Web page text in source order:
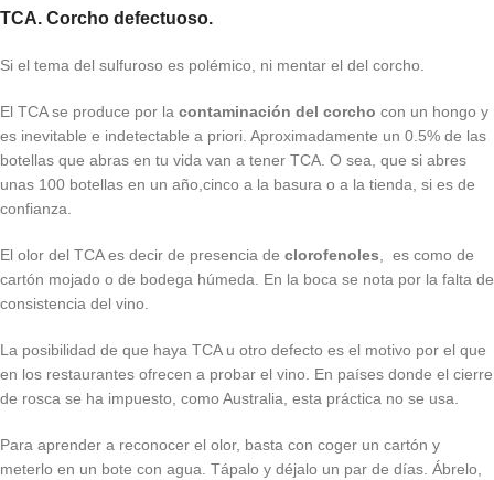
TCA. Corcho defectuoso.
Si el tema del sulfuroso es polémico, ni mentar el del corcho.
El TCA se produce por la contaminación del corcho con un hongo y
es inevitable e indetectable a priori. Aproximadamente un 0.5% de las
botellas que abras en tu vida van a tener TCA. O sea, que si abres
unas 100 botellas en un año,cinco a la basura o a la tienda, si es de
confianza.
El olor del TCA es decir de presencia de clorofenoles , es como de
cartón mojado o de bodega húmeda. En la boca se nota por la falta de
consistencia del vino.
La posibilidad de que haya TCA u otro defecto es el motivo por el que
en los restaurantes ofrecen a probar el vino. En países donde el cierre
de rosca se ha impuesto, como Australia, esta práctica no se usa.
Para aprender a reconocer el olor, basta con coger un cartón y
meterlo en un bote con agua. Tápalo y déjalo un par de días. Ábrelo,